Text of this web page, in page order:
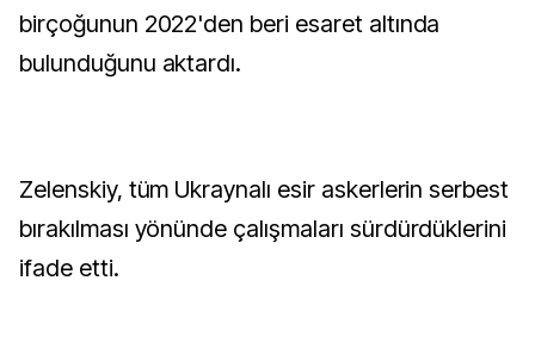
birçoğunun 2022'den beri esaret altında
bulunduğunu aktardı.
Zelenskiy, tüm Ukraynalı esir askerlerin serbest
bırakılması yönünde çalışmaları sürdürdüklerini
ifade etti.